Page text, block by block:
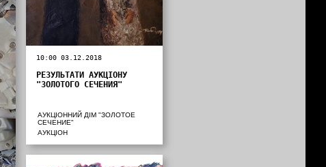
10:00 03.12.2018
РЕЗУЛЬТАТИ АУКЦІОНУ
"ЗОЛОТОГО СЕЧЕНИЯ"
АУКЦІОННИЙ ДІМ "ЗОЛОТОЕ
СЕЧЕНИЕ"
АУКЦІОН